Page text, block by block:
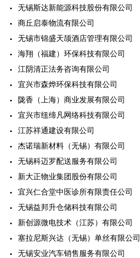
无锡斯达新能源科技股份有限公司
商丘启泰物流有限公司
无锡市锦盛天颉酒店管理有限公司
海翔（福建）环保科技有限公司
江阴清正法务咨询有限公司
宜兴市森烨环保科技有限公司
陇香（上海）商业发展有限公司
宜兴市纽缔凡网络科技有限公司
江苏祥通建设有限公司
杰诺瑞新材料（无锡）有限公司
无锡科迈罗配送服务有限公司
新大正物业集团股份有限公司
宜兴仁合堂中医诊所有限责任公司
无锡益邦升仓储科技有限公司
新创源微电技术（江苏）有限公司
塞拉尼斯兴达（无锡）单丝有限公司
无锡安业汽车销售服务有限公司